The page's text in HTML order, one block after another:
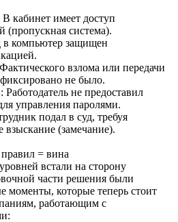
кабинет имеет доступ
(пропускная система).
в компьютер защищен
взлома или передачи
не было.
не предоставил
управления паролями.
подал в суд, требуя
(замечание).
= вина
встали на сторону
части решения были
моменты, которые теперь стоит
работающим с